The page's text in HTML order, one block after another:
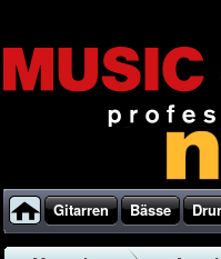
Gitarren Bässe